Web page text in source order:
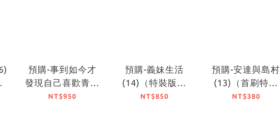
預購-事到如今才
發現自己喜歡青梅
竹馬 (1)（特裝
NT$950
預購-義妹生活
(14)（特裝版）
【10月中旬出貨】
NT$850
預購-安達與島村
(13)（首刷特裝
版）【9月中旬出
NT$380